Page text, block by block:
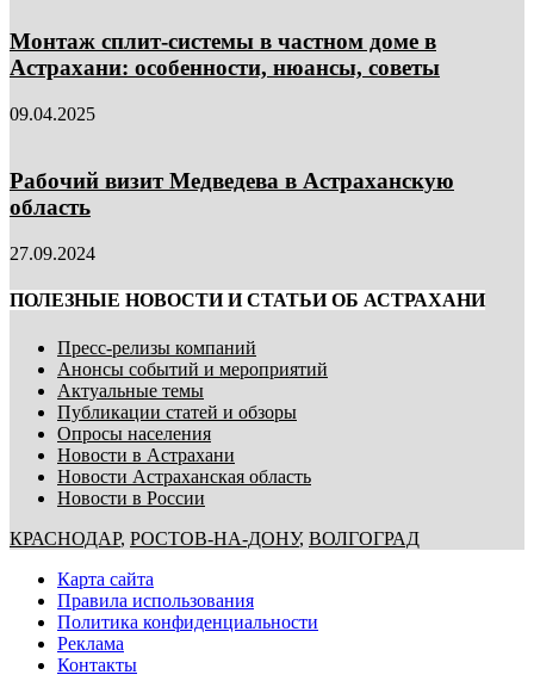
Монтаж сплит-системы в частном доме в
Астрахани: особенности, нюансы, советы
09.04.2025
Рабочий визит Медведева в Астраханскую
область
27.09.2024
ПОЛЕЗНЫЕ НОВОСТИ И СТАТЬИ ОБ АСТРАХАНИ
Пресс-релизы компаний
Анонсы событий и мероприятий
Актуальные темы
Публикации статей и обзоры
Опросы населения
Новости в Астрахани
Новости Астраханская область
Новости в России
КРАСНОДАР, РОСТОВ-НА-ДОНУ, ВОЛГОГРАД
Карта сайта
Правила использования
Политика конфиденциальности
Реклама
Контакты